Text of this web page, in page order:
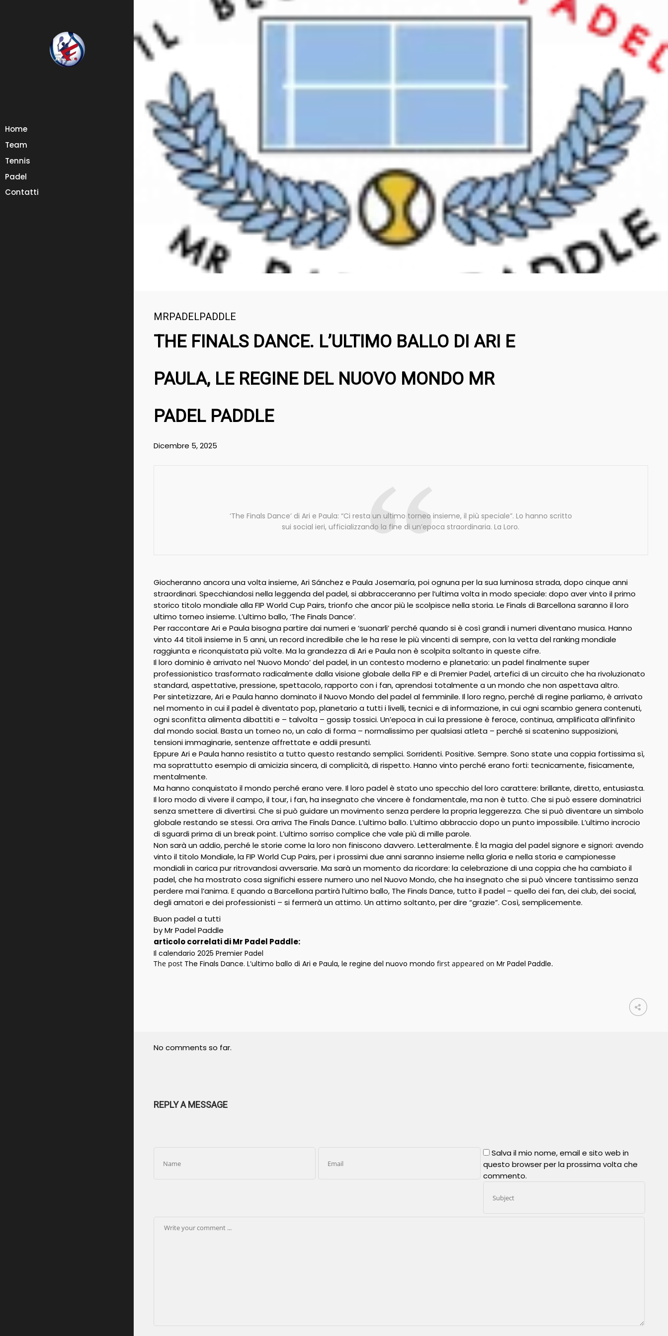
Home
Team
Tennis
Padel
Contatti
MRPADELPADDLE
THE FINALS DANCE. L’ULTIMO BALLO DI ARI E
PAULA, LE REGINE DEL NUOVO MONDO MR
PADEL PADDLE
Dicembre 5, 2025
‘The Finals Dance’ di Ari e Paula: “Ci resta un ultimo torneo insieme, il più speciale”. Lo hanno scritto
sui social ieri, ufficializzando la fine di un’epoca straordinaria. La Loro.
Giocheranno ancora una volta insieme, Ari Sánchez e Paula Josemaría, poi ognuna per la sua luminosa strada, dopo cinque anni
straordinari. Specchiandosi nella leggenda del padel, si abbracceranno per l’ultima volta in modo speciale: dopo aver vinto il primo
storico titolo mondiale alla FIP World Cup Pairs, trionfo che ancor più le scolpisce nella storia. Le Finals di Barcellona saranno il loro
ultimo torneo insieme. L’ultimo ballo, ‘The Finals Dance’.
Per raccontare Ari e Paula bisogna partire dai numeri e ‘suonarli’ perché quando si è così grandi i numeri diventano musica. Hanno
vinto 44 titoli insieme in 5 anni, un record incredibile che le ha rese le più vincenti di sempre, con la vetta del ranking mondiale
raggiunta e riconquistata più volte. Ma la grandezza di Ari e Paula non è scolpita soltanto in queste cifre.
Il loro dominio è arrivato nel ‘Nuovo Mondo’ del padel, in un contesto moderno e planetario: un padel finalmente super
professionistico trasformato radicalmente dalla visione globale della FIP e di Premier Padel, artefici di un circuito che ha rivoluzionato
standard, aspettative, pressione, spettacolo, rapporto con i fan, aprendosi totalmente a un mondo che non aspettava altro.
Per sintetizzare, Ari e Paula hanno dominato il Nuovo Mondo del padel al femminile. Il loro regno, perché di regine parliamo, è arrivato
nel momento in cui il padel è diventato pop, planetario a tutti i livelli, tecnici e di informazione, in cui ogni scambio genera contenuti,
ogni sconfitta alimenta dibattiti e – talvolta – gossip tossici. Un’epoca in cui la pressione è feroce, continua, amplificata all’infinito
dal mondo social. Basta un torneo no, un calo di forma – normalissimo per qualsiasi atleta – perché si scatenino supposizioni,
tensioni immaginarie, sentenze affrettate e addii presunti.
Eppure Ari e Paula hanno resistito a tutto questo restando semplici. Sorridenti. Positive. Sempre. Sono state una coppia fortissima sì,
ma soprattutto esempio di amicizia sincera, di complicità, di rispetto. Hanno vinto perché erano forti: tecnicamente, fisicamente,
mentalmente.
Ma hanno conquistato il mondo perché erano vere. Il loro padel è stato uno specchio del loro carattere: brillante, diretto, entusiasta.
Il loro modo di vivere il campo, il tour, i fan, ha insegnato che vincere è fondamentale, ma non è tutto. Che si può essere dominatrici
senza smettere di divertirsi. Che si può guidare un movimento senza perdere la propria leggerezza. Che si può diventare un simbolo
globale restando se stessi. Ora arriva The Finals Dance. L’ultimo ballo. L’ultimo abbraccio dopo un punto impossibile. L’ultimo incrocio
di sguardi prima di un break point. L’ultimo sorriso complice che vale più di mille parole.
Non sarà un addio, perché le storie come la loro non finiscono davvero. Letteralmente. È la magia del padel signore e signori: avendo
vinto il titolo Mondiale, la FIP World Cup Pairs, per i prossimi due anni saranno insieme nella gloria e nella storia e campionesse
mondiali in carica pur ritrovandosi avversarie. Ma sarà un momento da ricordare: la celebrazione di una coppia che ha cambiato il
padel, che ha mostrato cosa significhi essere numero uno nel Nuovo Mondo, che ha insegnato che si può vincere tantissimo senza
perdere mai l’anima. E quando a Barcellona partirà l’ultimo ballo, The Finals Dance, tutto il padel – quello dei fan, dei club, dei social,
degli amatori e dei professionisti – si fermerà un attimo. Un attimo soltanto, per dire “grazie”. Così, semplicemente.
Buon padel a tutti
by Mr Padel Paddle
articolo correlati di Mr Padel Paddle:
Il calendario 2025 Premier Padel
The post The Finals Dance. L’ultimo ballo di Ari e Paula, le regine del nuovo mondo first appeared on Mr Padel Paddle.
No comments so far.
REPLY A MESSAGE
Salva il mio nome, email e sito web in
questo browser per la prossima volta che
commento.